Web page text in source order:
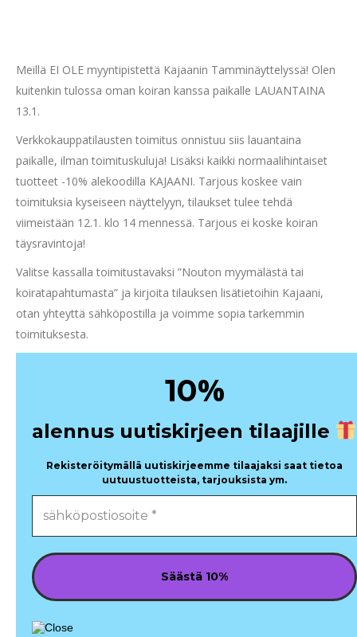
Meillä EI OLE myyntipistettä Kajaanin Tamminäyttelyssä! Olen
kuitenkin tulossa oman koiran kanssa paikalle LAUANTAINA
13.1.
Verkkokauppatilausten toimitus onnistuu siis lauantaina
paikalle, ilman toimituskuluja! Lisäksi kaikki normaalihintaiset
tuotteet -10% alekoodilla KAJAANI. Tarjous koskee vain
toimituksia kyseiseen näyttelyyn, tilaukset tulee tehdä
viimeistään 12.1. klo 14 mennessä. Tarjous ei koske koiran
täysravintoja!
Valitse kassalla toimitustavaksi ”Nouton myymälästä tai
koiratapahtumasta” ja kirjoita tilauksen lisätietoihin Kajaani,
otan yhteyttä sähköpostilla ja voimme sopia tarkemmin
toimituksesta.
10%
alennus uutiskirjeen tilaajille
Rekisteröitymällä uutiskirjeemme tilaajaksi saat tietoa
uutuustuotteista, tarjouksista ym.